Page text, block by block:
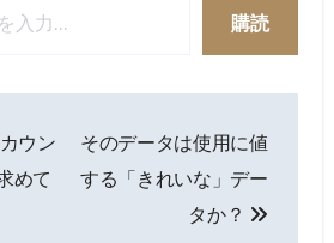
購読
ウン
めて
そのデータは使用に値
する「きれいな」デー
タか？